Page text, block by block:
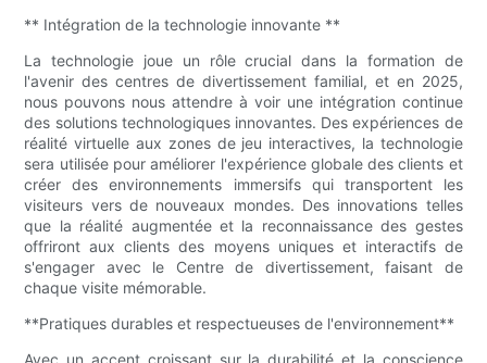
** Intégration de la technologie innovante **
La technologie joue un rôle crucial dans la formation de
l'avenir des centres de divertissement familial, et en 2025,
nous pouvons nous attendre à voir une intégration continue
des solutions technologiques innovantes. Des expériences de
réalité virtuelle aux zones de jeu interactives, la technologie
sera utilisée pour améliorer l'expérience globale des clients et
créer des environnements immersifs qui transportent les
visiteurs vers de nouveaux mondes. Des innovations telles
que la réalité augmentée et la reconnaissance des gestes
offriront aux clients des moyens uniques et interactifs de
s'engager avec le Centre de divertissement, faisant de
chaque visite mémorable.
**Pratiques durables et respectueuses de l'environnement**